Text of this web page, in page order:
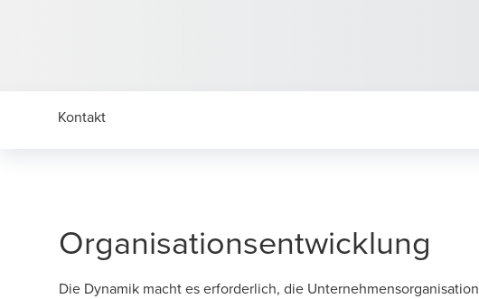
Kontakt
Organisationsentwicklung
Die Dynamik macht es erforderlich, die